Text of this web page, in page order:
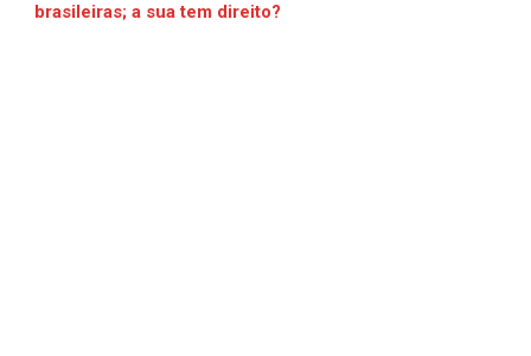
brasileiras; a sua tem direito?